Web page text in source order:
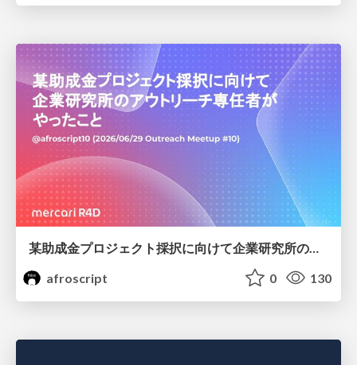
afroscript
0 130